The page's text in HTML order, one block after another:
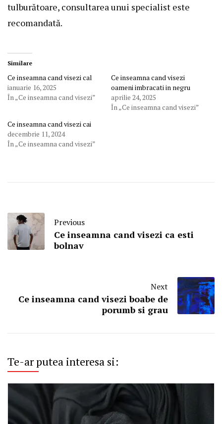
tulburătoare, consultarea unui specialist este
recomandată.
Similare
Ce inseamna cand visezi cal
ianuarie 16, 2025
În „Ce inseamna cand visezi”
Ce inseamna cand visezi
oameni imbracati in negru
aprilie 24, 2025
În „Ce inseamna cand visezi”
Ce inseamna cand visezi cai
decembrie 11, 2024
În „Ce inseamna cand visezi”
Previous
Ce inseamna cand visezi ca esti
bolnav
Next
Ce inseamna cand visezi boabe de
porumb si grau
Te-ar putea interesa si: